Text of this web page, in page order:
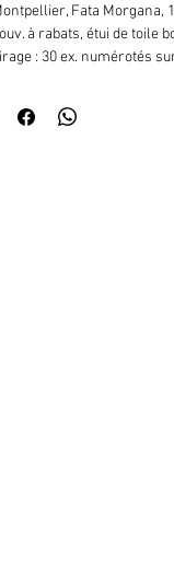
Fata Morgana,
à rabats, étui de toile
: 30 ex. numérotés
Signature de l'auteur et de
à l'étui.